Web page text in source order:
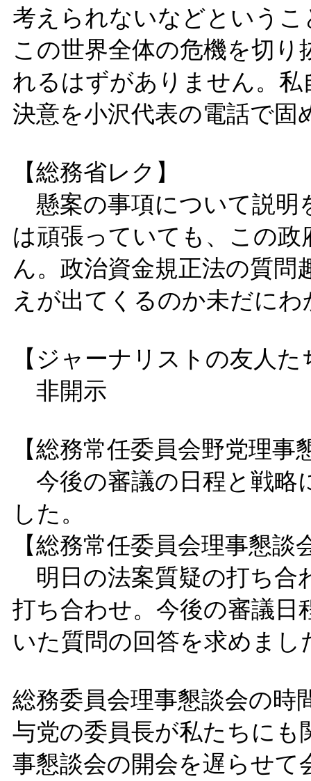
考えられないなどという
この世界全体の危機を切
れるはずがありません。
決意を小沢代表の電話で固
【総務省レク】
懸案の事項について説明
は頑張っていても、この
ん。政治資金規正法の質
えが出てくるのか未だに
【ジャーナリストの友人
非開示
【総務常任委員会野党理事
今後の審議の日程と戦略
した。
【総務常任委員会理事懇談
明日の法案質疑の打ち合
打ち合わせ。今後の審議日
いた質問の回答を求めまし
総務委員会理事懇談会の時
与党の委員長が私たちに
事懇談会の開会を遅らせて